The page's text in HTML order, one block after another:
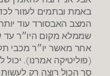
באמת ובתמים לעזור
המצב האבסורד עוד
שממלא מקום היו״ר
אחר מאשר יו״ר מכבי
(פוליטיקה אמרנו).
סך הכול רוצה רק